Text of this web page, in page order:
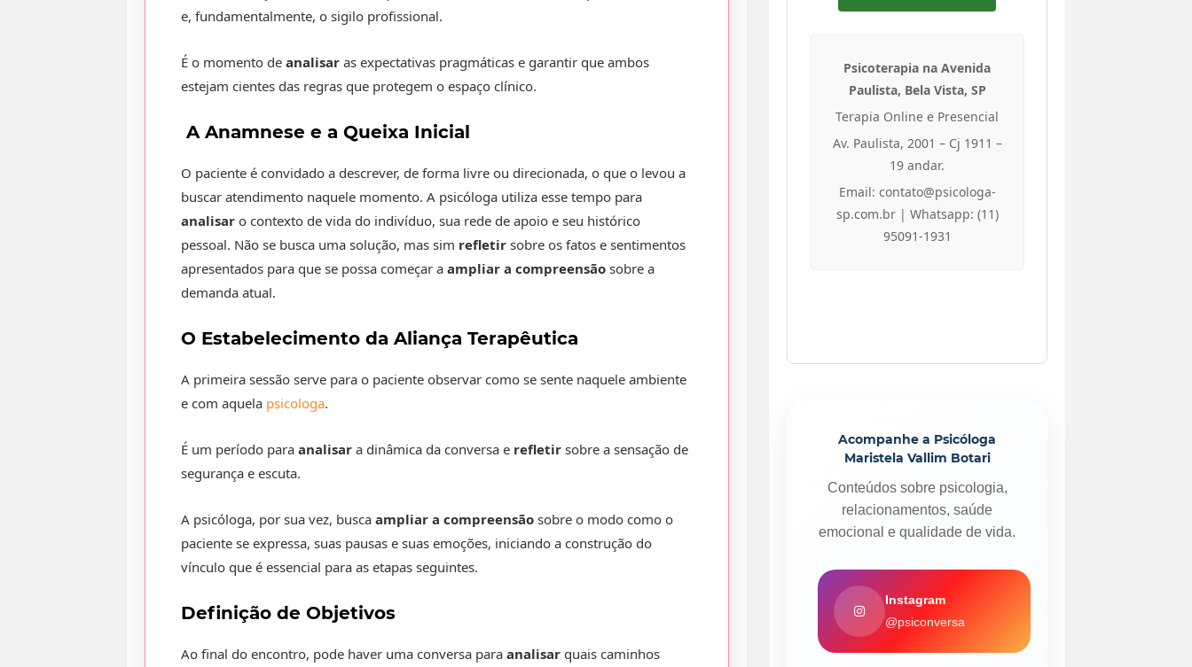
e, fundamentalmente, o sigilo profissional.
É o momento de analisar as expectativas pragmáticas e garantir que ambos
estejam cientes das regras que protegem o espaço clínico.
A Anamnese e a Queixa Inicial
O paciente é convidado a descrever, de forma livre ou direcionada, o que o levou a
buscar atendimento naquele momento. A psicóloga utiliza esse tempo para
analisar o contexto de vida do indivíduo, sua rede de apoio e seu histórico
pessoal. Não se busca uma solução, mas sim refletir sobre os fatos e sentimentos
apresentados para que se possa começar a ampliar a compreensão sobre a
demanda atual.
O Estabelecimento da Aliança Terapêutica
A primeira sessão serve para o paciente observar como se sente naquele ambiente
e com aquela psicologa.
É um período para analisar a dinâmica da conversa e refletir sobre a sensação de
segurança e escuta.
A psicóloga, por sua vez, busca ampliar a compreensão sobre o modo como o
paciente se expressa, suas pausas e suas emoções, iniciando a construção do
vínculo que é essencial para as etapas seguintes.
Definição de Objetivos
Ao final do encontro, pode haver uma conversa para analisar quais caminhos
Psicoterapia na Avenida
Paulista, Bela Vista, SP
Terapia Online e Presencial
Av. Paulista, 2001 – Cj 1911 –
19 andar.
Email: contato@psicologa-
sp.com.br | Whatsapp: (11)
95091-1931
Acompanhe a Psicóloga
Maristela Vallim Botari
Conteúdos sobre psicologia,
relacionamentos, saúde
emocional e qualidade de vida.
Instagram
@psiconversa